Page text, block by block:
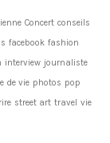
Concert conseils
facebook fashion
interview journaliste
de vie photos pop
street art travel vie